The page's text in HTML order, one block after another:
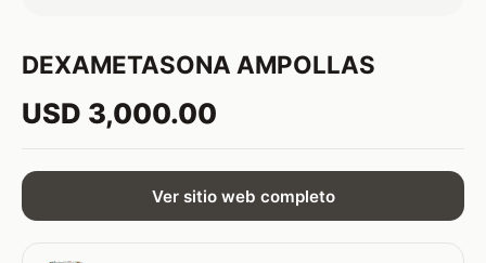
DEXAMETASONA AMPOLLAS
USD 3,000.00
Ver sitio web completo